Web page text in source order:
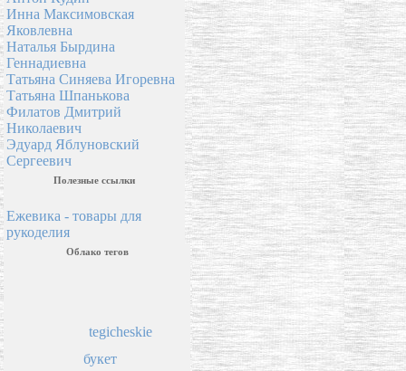
Инна Максимовская
Яковлевна
Наталья Бырдина
Геннадиевна
Татьяна Синяева Игоревна
Татьяна Шпанькова
Филатов Дмитрий
Николаевич
Эдуард Яблуновский
Сергеевич
Полезные ссылки
Ежевика - товары для
рукоделия
Облако тегов
букет
tegicheskie